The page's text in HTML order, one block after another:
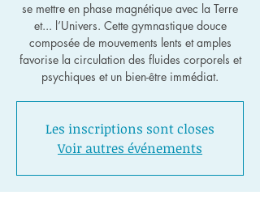
se mettre en phase magnétique avec la Terre
et... l’Univers. Cette gymnastique douce
composée de mouvements lents et amples
favorise la circulation des fluides corporels et
psychiques et un bien-être immédiat.
Les inscriptions sont closes
Voir autres événements